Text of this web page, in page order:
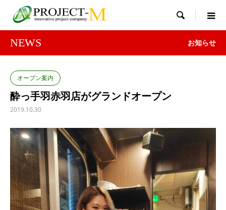

NEWS お知らせ
オープン案内
酔っ手羽赤羽店がグランドオープン
2019.10.30